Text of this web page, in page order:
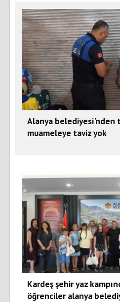
Alanya
muameleye taviz yok
Kardeş şehir yaz
öğrenciler alanya